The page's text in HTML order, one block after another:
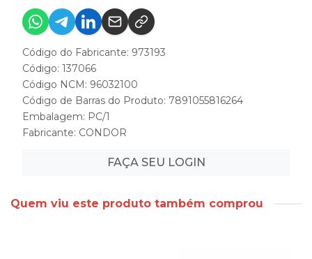
Código do Fabricante: 973193
Código: 137066
Código NCM: 96032100
Código de Barras do Produto: 7891055816264
Embalagem: PC/1
Fabricante: CONDOR
FAÇA SEU LOGIN
Quem viu este produto também comprou